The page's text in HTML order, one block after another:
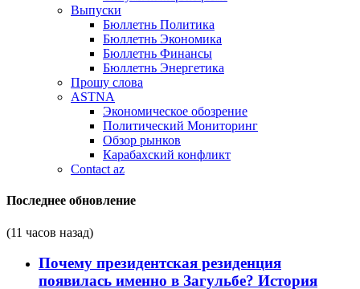
Выпуски
Бюллетнь Политика
Бюллетнь Экономика
Бюллетнь Финансы
Бюллетнь Энергетика
Прошу слова
ASTNA
Экономическое обозрение
Политический Мониторинг
Обзор рынков
Карабахский конфликт
Contact az
Последнее обновление
(11 часов назад)
Почему президентская резиденция
появилась именно в Загульбе? История